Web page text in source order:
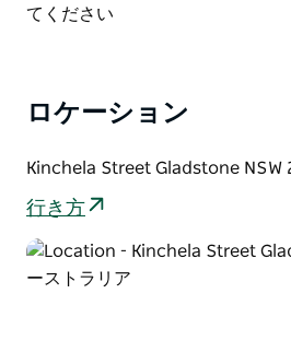
散策した後は、数多くのカフェ
休業です。休日中の営業時間は
ショッピングをさらに楽しみた
日にグラッドストーン パークで
List
てください
ロケーション
Kinchela Street Gladstone NSW
行き方